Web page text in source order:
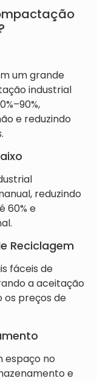
um grande
industrial
e reduzindo
reduzindo
60% e
Reciclagem
fáceis de
a aceitação
os preços de
espaço no
e